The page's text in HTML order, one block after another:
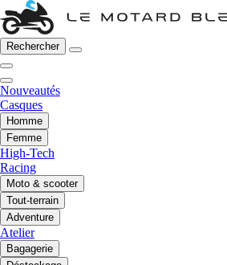
Rechercher
Nouveautés
Casques
Homme
Femme
High-Tech
Racing
Moto & scooter
Tout-terrain
Adventure
Atelier
Bagagerie